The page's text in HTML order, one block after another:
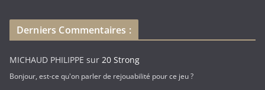
-
i
l
Derniers Commentaires :
MICHAUD PHILIPPE sur 20 Strong
Bonjour, est-ce qu'on parler de rejouabilité pour ce jeu ?